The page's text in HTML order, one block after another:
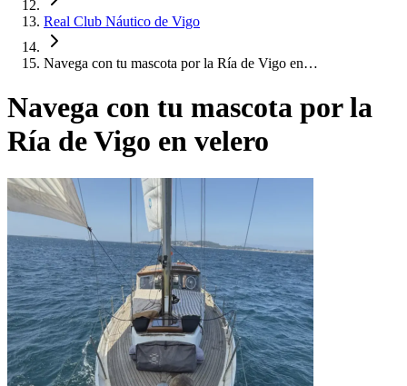
Real Club Náutico de Vigo
Navega con tu mascota por la Ría de Vigo en…
Navega con tu mascota por la
Ría de Vigo en velero